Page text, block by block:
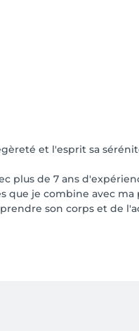
et l'esprit sa
plus de 7 ans
que je combine avec ma
son corps et de